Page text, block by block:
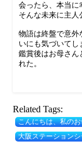
会ったら、本当に
そんな未来に主人
物語は終盤で意外
いにも気づいてし
鑑賞後はお母さん
れた。
Related Tags:
こんにちは、私の
大阪ステーション